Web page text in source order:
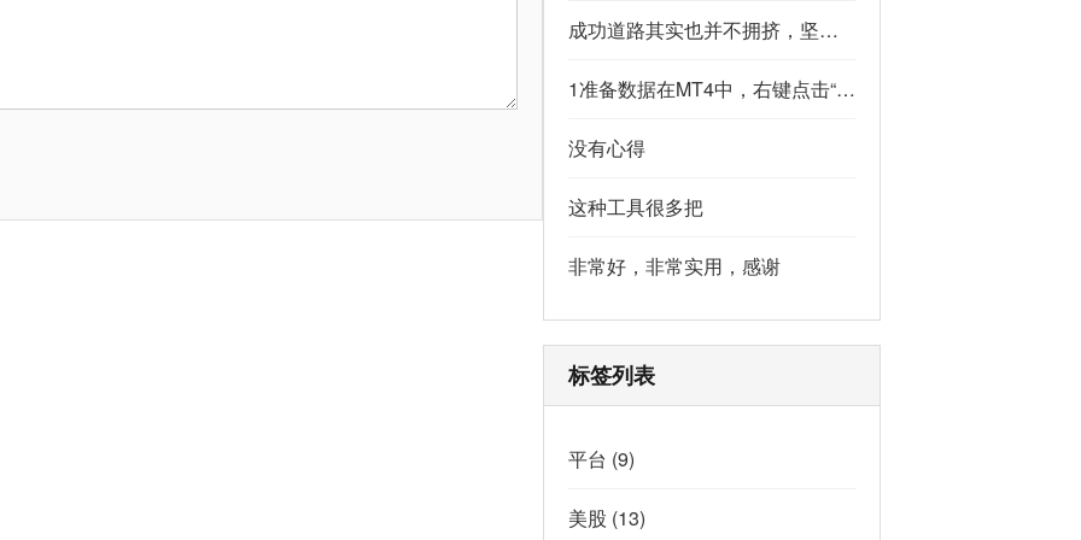
成功道路其实也并不拥挤，坚持下去的人，少之又少,说的真好
1准备数据在MT4中，右键点击“账户历史” → 选择“保存为详细户口结单” → 保存为一个HTML文件。用Excel打开这个HTML文件，或者打开它并复制全部内容，粘贴到一个空白Excel工作表中。2使用你的.xlsm文件打开你已经保存好的“MT4报表合并神器.xlsm”文件。将上一步中未处理的两行数据，复制并粘贴到这个.xlsm文件的第一个工作表中。3运行宏在Excel中，按快捷键 Alt + F8 打开“宏”对话框。选择名为 MergeMT4Statement_Ultimate 的宏，然后点击“执行”或“运行”。4完成宏运行后，你会发现原本错位成两行的数据，已经自动合并成一行了。
没有心得
这种工具很多把
非常好，非常实用，感谢
标签列表
平台 (9)
美股 (13)